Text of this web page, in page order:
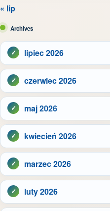
« lip
Archives
lipiec 2026
czerwiec 2026
maj 2026
kwiecień 2026
marzec 2026
luty 2026